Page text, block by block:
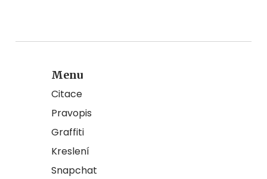
Menu
Citace
Pravopis
Graffiti
Kreslení
Snapchat